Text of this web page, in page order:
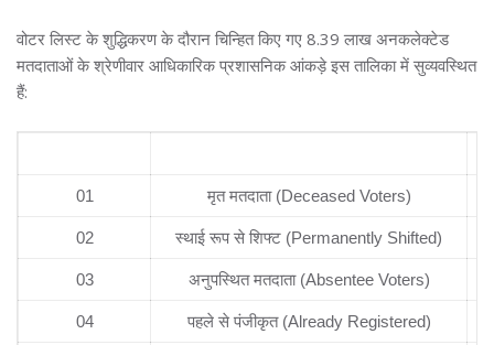
वोटर लिस्ट के शुद्धिकरण के दौरान चिन्हित किए गए 8.39 लाख अनकलेक्टेड
मतदाताओं के श्रेणीवार आधिकारिक प्रशासनिक आंकड़े इस तालिका में सुव्यवस्थित
हैं:
01 मृत मतदाता (Deceased Voters)
02 स्थाई रूप से शिफ्ट (Permanently Shifted)
03 अनुपस्थित मतदाता (Absentee Voters)
04 पहले से पंजीकृत (Already Registered)